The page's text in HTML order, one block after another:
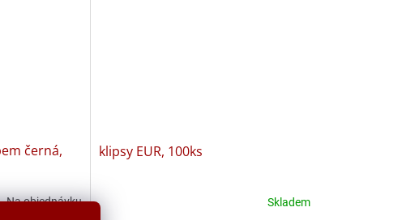
černá,
Na objednávku
klipsy EUR, 100ks
Skladem